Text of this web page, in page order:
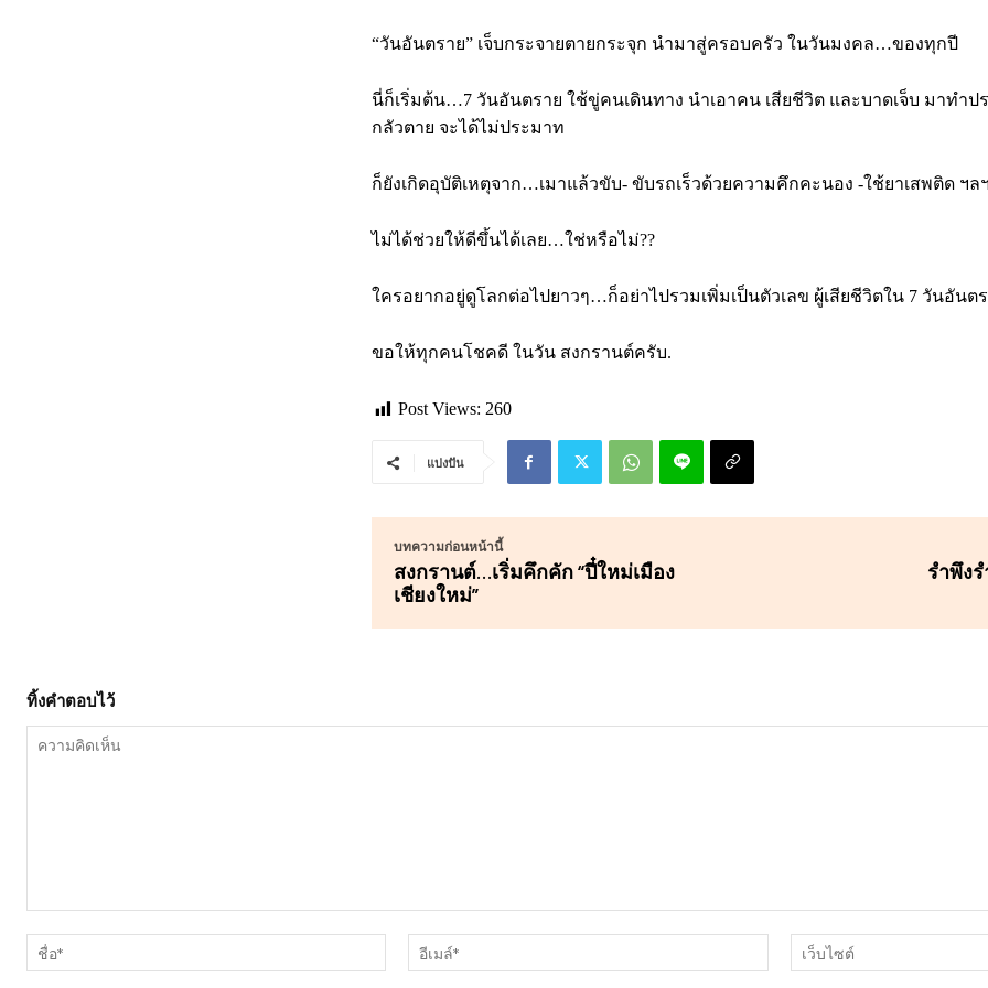
“วันอันตราย” เจ็บกระจายตายกระจุก นำมาสู่ครอบครัว ในวันมงคล…ของทุกปี
นี่ก็เริ่มต้น…7 วันอันตราย ใช้ขู่คนเดินทาง นำเอาคน เสียชีวิต และบาดเจ็บ มาทำ
กลัวตาย จะได้ไม่ประมาท
ก็ยังเกิดอุบัติเหตุจาก…เมาแล้วขับ- ขับรถเร็วด้วยความคึกคะนอง -ใช้ยาเสพติด ฯลฯ
ไม่ได้ช่วยให้ดีขึ้นได้เลย…ใช่หรือไม่??
ใครอยากอยู่ดูโลกต่อไปยาวๆ…ก็อย่าไปรวมเพิ่มเป็นตัวเลข ผู้เสียชีวิตใน 7 วันอันต
ขอให้ทุกคนโชคดี ในวัน สงกรานต์ครับ.
Post Views: 260
แบ่งปัน
บทความก่อนหน้านี้
สงกรานต์…เริ่มคึกคัก “ปี๋ใหม่เมือง
เชียงใหม่”
รำพึง
ทิ้งคำตอบไว้
คิด
เห็น
อีเมล์*